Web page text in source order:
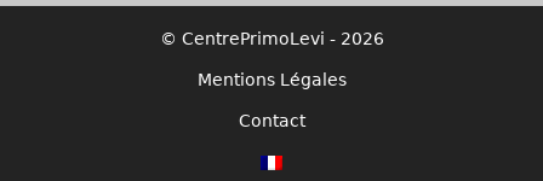
© CentrePrimoLevi - 2026
Mentions Légales
Contact